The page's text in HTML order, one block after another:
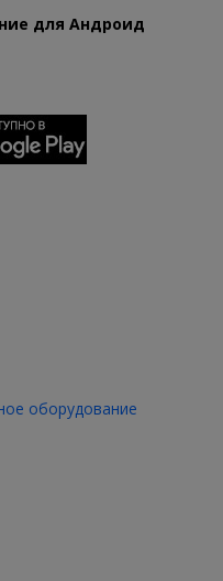
для Андроид
оборудование